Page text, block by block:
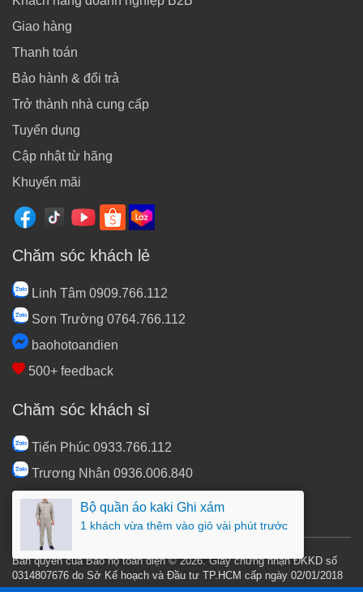
Bộ quần áo kaki Ghi xám
1 khách vừa thêm vào giỏ vài phút trước
Giao hàng
Thanh toán
Bảo hành & đổi trả
Trở thành nhà cung cấp
Tuyển dụng
Cập nhật từ hãng
Khuyến mãi
Chăm sóc khách lẻ
Linh Tâm 0909.766.112
Sơn Trường 0764.766.112
baohotoandien
500+ feedback
Chăm sóc khách sỉ
Tiến Phúc 0933.766.112
Trương Nhân 0936.006.840
sales@baohotoandien.com
Bản quyền của Bảo hộ toàn diện © 2026. Giấy chứng nhận ĐKKD số
0314807676 do Sở Kế hoạch và Đầu tư TP.HCM cấp ngày 02/01/2018